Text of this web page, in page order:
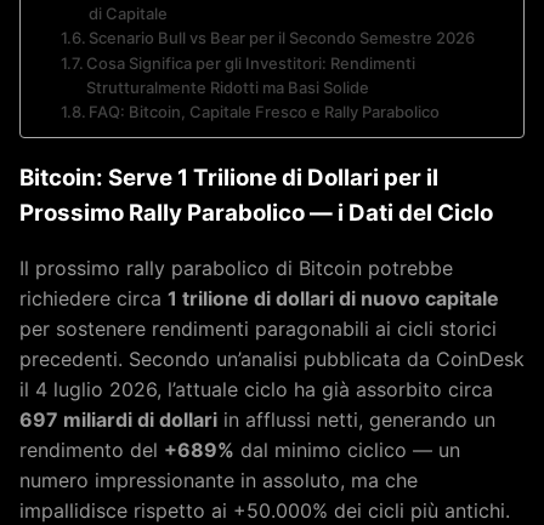
di Capitale
Scenario Bull vs Bear per il Secondo Semestre 2026
Cosa Significa per gli Investitori: Rendimenti
Strutturalmente Ridotti ma Basi Solide
FAQ: Bitcoin, Capitale Fresco e Rally Parabolico
Bitcoin: Serve 1 Trilione di Dollari per il
Prossimo Rally Parabolico — i Dati del Ciclo
Il prossimo rally parabolico di Bitcoin potrebbe
richiedere circa 1 trilione di dollari di nuovo capitale
per sostenere rendimenti paragonabili ai cicli storici
precedenti. Secondo un’analisi pubblicata da CoinDesk
il 4 luglio 2026, l’attuale ciclo ha già assorbito circa
697 miliardi di dollari in afflussi netti, generando un
rendimento del +689% dal minimo ciclico — un
numero impressionante in assoluto, ma che
impallidisce rispetto ai +50.000% dei cicli più antichi.